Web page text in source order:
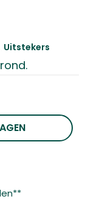
Uitstekers